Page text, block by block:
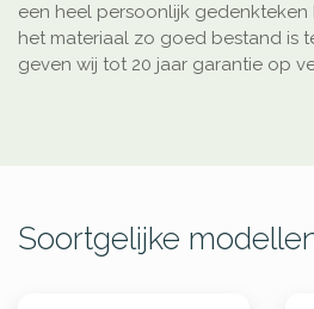
een heel persoonlijk gedenkteken
het materiaal zo goed bestand is
geven wij tot 20 jaar garantie op
Soortgelijke